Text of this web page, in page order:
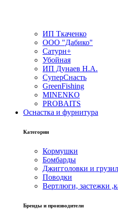
ИП Ткаченко
ООО "Дабико"
Сатурн+
Убойная
ИП Дунаев Н.А.
СуперСнасть
GreenFishing
MINENKO
PROBAITS
Оснастка и фурнитура
Категории
Кормушки
Бомбарды
Джигголовки и
Поводки
Вертлюги, застежки
Бренды и производители